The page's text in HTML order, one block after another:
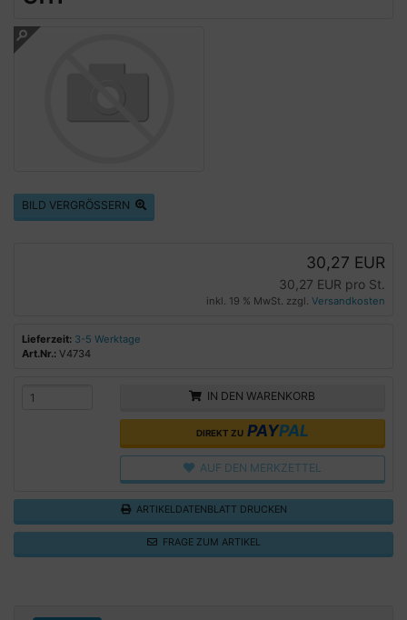
BILD VERGRÖSSERN
30,27 EUR
30,27 EUR pro St.
inkl. 19 % MwSt. zzgl. Versandkosten
Lieferzeit: 3-5 Werktage
Art.Nr.: V4734
IN DEN WARENKORB
DIREKT ZU PAYPAL
AUF DEN MERKZETTEL
ARTIKELDATENBLATT DRUCKEN
FRAGE ZUM ARTIKEL